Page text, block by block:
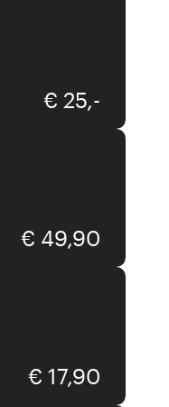
€ 25,-
Remember
€ 49,90
Aquanova
€ 17,90
Aquanova